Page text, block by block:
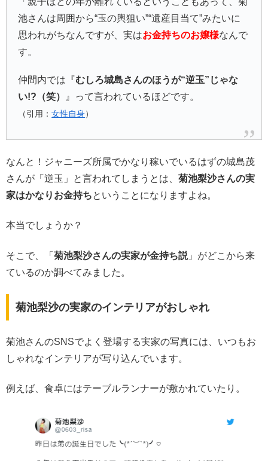
池さんは周囲から“玉の輿狙い”“遺産目当て”みたいに
思われがちなんですが、実はお金持ちのお嬢様なんで
す。
仲間内では『むしろ城島さんのほうが“逆玉”じゃな
い!?（笑）
』って言われているほどです。
（引用：女性自身）
なんと！ジャニーズ所属でかなり稼いでいるはずの城島茂
さんが「逆玉」と言われてしまうとは、 菊池梨沙さんの実
家はかなりお金持ちということになりますよね。
本当でしょうか？
そこで、「 菊池梨沙さんの実家が金持ち説」がどこから来
ているのか調べてみました。
菊池梨沙の実家のインテリアがおしゃれ
菊池さんのSNSでよく登場する実家の写真には、いつもお
しゃれなインテリアが写り込んでいます。
例えば、食卓にはテーブルランナーが敷かれていたり。